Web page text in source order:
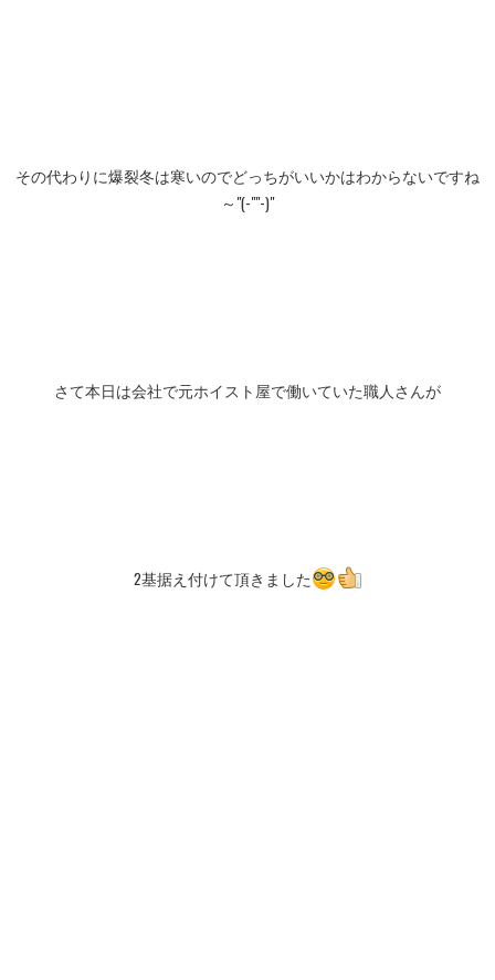
その代わりに爆裂冬は寒いのでどっちがいいかはわからないですね
～"(-""-)"
さて本日は会社で元ホイスト屋で働いていた職人さんが
2基据え付けて頂きました